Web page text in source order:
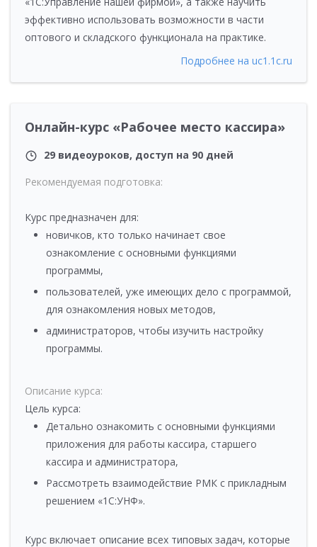
эффективно использовать возможности в части
оптового и складского функционала на практике.
Подробнее на uc1.1c.ru
Онлайн-курс «Рабочее место кассира»
29 видеоуроков, доступ на 90 дней
Рекомендуемая подготовка:
Курс предназначен для:
новичков, кто только начинает свое
ознакомление с основными функциями
программы,
пользователей, уже имеющих дело с программой,
для ознакомления новых методов,
администраторов, чтобы изучить настройку
программы.
Описание курса:
Цель курса:
Детально ознакомить с основными функциями
приложения для работы кассира, старшего
кассира и администратора,
Рассмотреть взаимодействие РМК с прикладным
решением «1С:УНФ».
Курс включает описание всех типовых задач, которые